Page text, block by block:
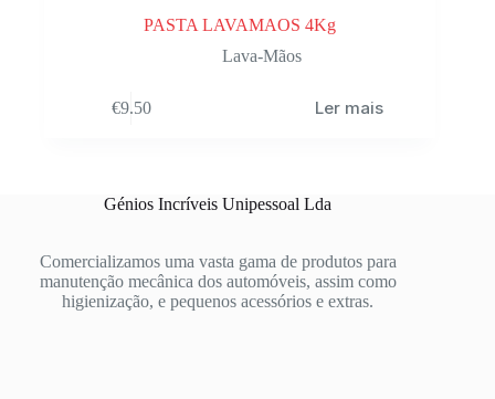
PASTA LAVAMAOS 4Kg
Lava-Mãos
€9.50 Ler mais
Génios Incríveis Unipessoal Lda
Comercializamos uma vasta gama de produtos para
manutenção mecânica dos automóveis, assim como
higienização, e pequenos acessórios e extras.